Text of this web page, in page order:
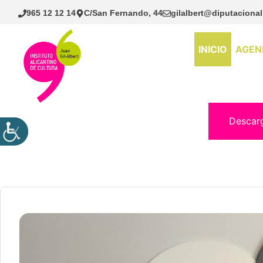
Saltar
965 12 12 14 C/San Fernando, 44
INICIO